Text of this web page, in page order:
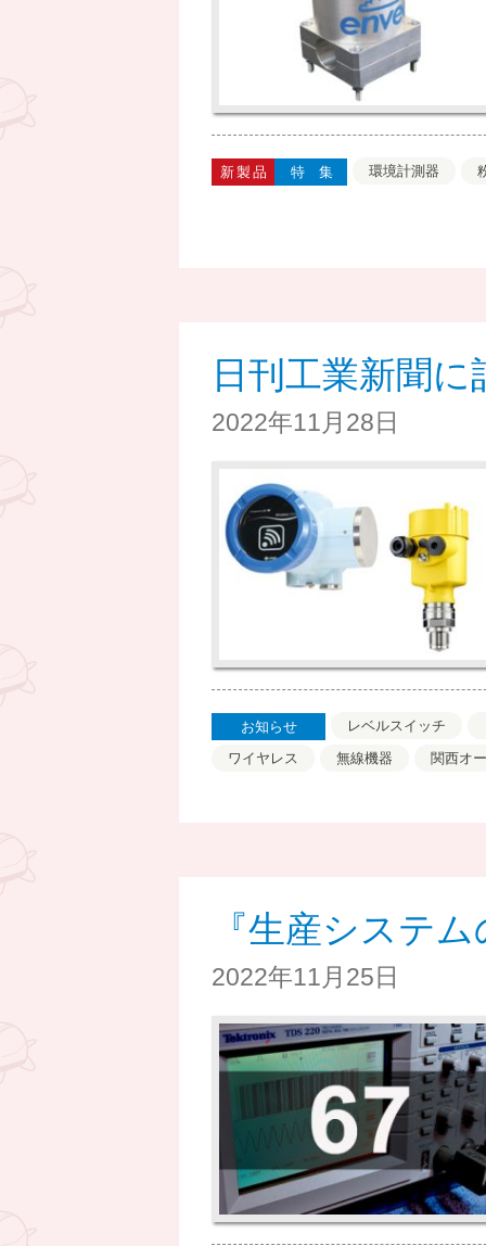
新製品 特集 環境計測器
日刊工業新聞
2022年11月28日
お知らせ レベルスイッチ
ワイヤレス
無線機器 関西オ
『生産システ
2022年11月25日